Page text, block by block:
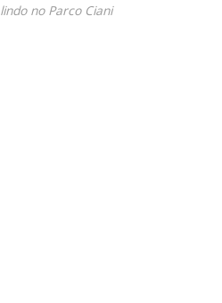
no Parco Ciani